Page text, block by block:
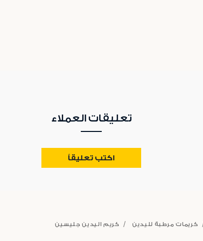
تعليقات العملاء
اكتب تعليقاً
كريمات مرطبة لليدين كريم اليدين جليسين